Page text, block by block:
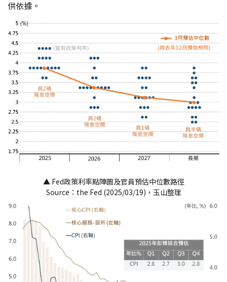
供依據。
▲ Fed政策利率點陣圖及官員預估中位數路徑
Source：the Fed (2025/03/19)，玉山整理